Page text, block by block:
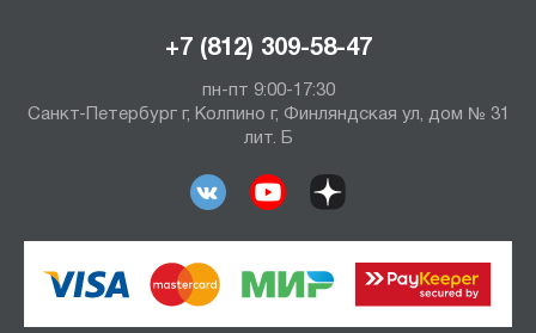
+7 (812) 309-58-47
пн-пт 9:00-17:30
Санкт-Петербург г, Колпино г, Финляндская ул, дом № 31
лит. Б